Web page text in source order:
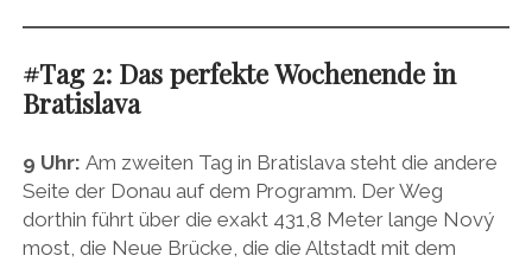
#Tag 2: Das perfekte Wochenende in
Bratislava
9 Uhr: Am zweiten Tag in Bratislava steht die andere
Seite der Donau auf dem Programm. Der Weg
dorthin führt über die exakt 431,8 Meter lange Nový
most, die Neue Brücke, die die Altstadt mit dem